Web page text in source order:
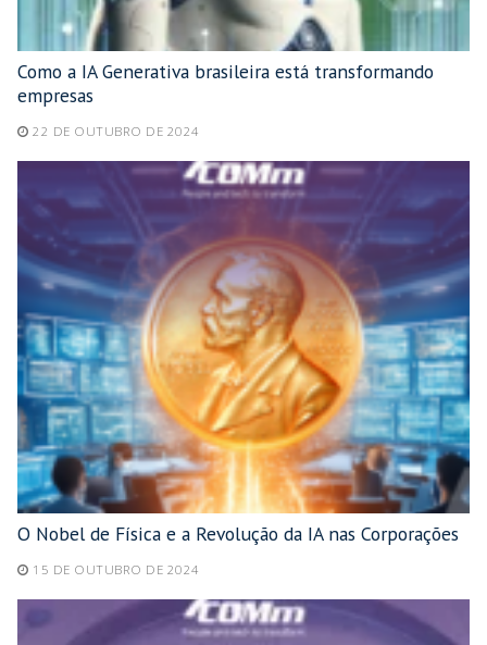
Como a IA Generativa brasileira está transformando
empresas
22 DE OUTUBRO DE 2024
O Nobel de Física e a Revolução da IA nas Corporações
15 DE OUTUBRO DE 2024